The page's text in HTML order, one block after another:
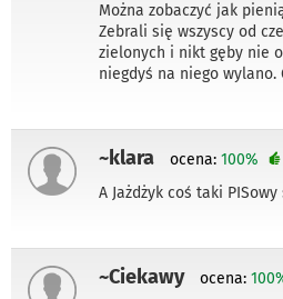
Można zobaczyć jak
Zebrali się wszyscy od
zielonych i nikt gęby nie
niegdyś na niego wylano.
~klara ocena: 100%
A Jażdżyk coś taki PISowy
~Ciekawy ocena: